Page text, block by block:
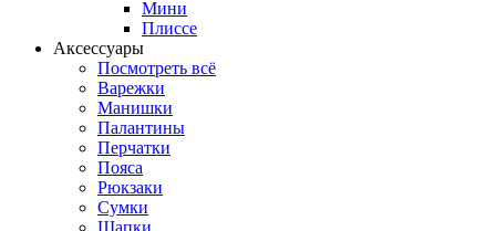
Мини
Плиссе
Аксессуары
Посмотреть всё
Варежки
Манишки
Палантины
Перчатки
Пояса
Рюкзаки
Сумки
Шапки